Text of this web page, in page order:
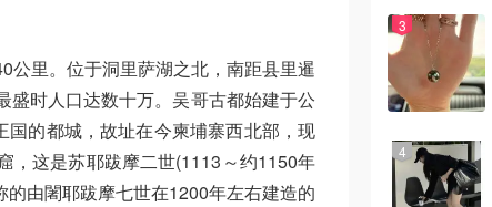
公里。位于洞里萨湖之北，南距县里暹
时人口达数十万。吴哥古都始建于公
的都城，故址在今柬埔寨西北部，现
，这是苏耶跋摩二世(1113～约1150年
由闍耶跋摩七世在1200年左右建造的